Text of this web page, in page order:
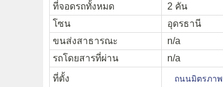
ที่จอดรถทั้งหมด
2 คัน
โซน
อุดรธานี
ขนส่งสาธารณะ
n/a
รถโดยสารที่ผ่าน
n/a
ที่ตั้ง
ถนนมิตรภาพ